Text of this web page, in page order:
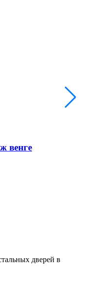
венге
дверей в